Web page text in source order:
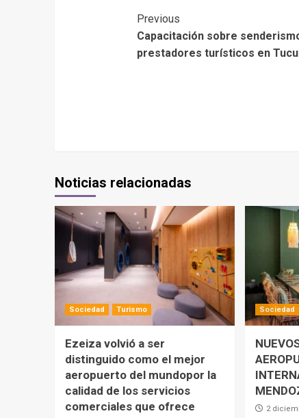
Previous
Capacitación sobre
prestadores turísticos en
Noticias relacionadas
Sociedad Turismo
Ezeiza volvió a ser
distinguido como el mejor
aeropuerto del mundopor la
calidad de los servicios
comerciales que ofrece
Sociedad
2